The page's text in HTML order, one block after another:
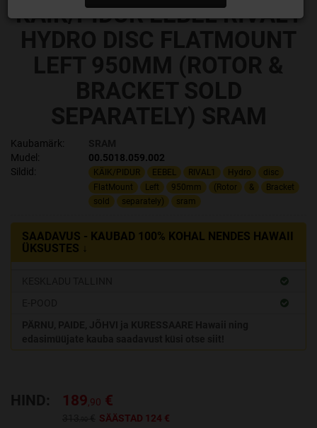
KÄIK/PIDUR EEBEL RIVAL1
Kaubamärk:
Mudel:
00.5018.059.002
Sildid:
KÄIK/PIDUR EEBEL RIVAL1 Hydro
disc
FlatMount
Left 950mm (Rotor &
Bracket
sold
separately) sram
SAADAVUS - KAUBAD 100% KOHAL NENDES HAWAII
ÜKSUSTES ↓
189 ,90 €
SÄÄSTAD 124 €